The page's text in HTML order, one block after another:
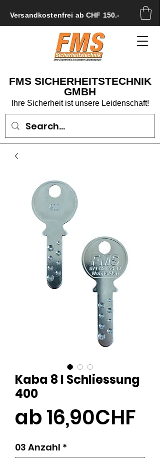
FMS SICHERHEITSTECHNIK
GMBH
Ihre Sicherheit ist unsere Leidenschaft!
Versandkostenfrei ab CHF 150.-
Kaba 8 I Schliessung
400
ab16,90CHF
03 Anzahl *